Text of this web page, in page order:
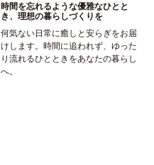
時間を忘れるような優雅なひとと
き、理想の暮らしづくりを
何気ない日常に癒しと安らぎをお届
けします。時間に追われず、ゆった
り流れるひとときをあなたの暮らし
へ。